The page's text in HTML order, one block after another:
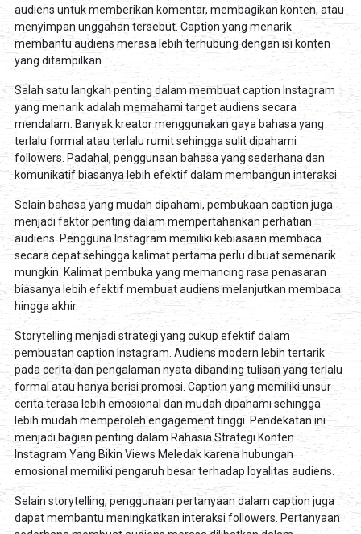
audiens untuk memberikan komentar, membagikan konten, atau
menyimpan unggahan tersebut. Caption yang menarik
membantu audiens merasa lebih terhubung dengan isi konten
yang ditampilkan.
Salah satu langkah penting dalam membuat caption Instagram
yang menarik adalah memahami target audiens secara
mendalam. Banyak kreator menggunakan gaya bahasa yang
terlalu formal atau terlalu rumit sehingga sulit dipahami
followers. Padahal, penggunaan bahasa yang sederhana dan
komunikatif biasanya lebih efektif dalam membangun interaksi.
Selain bahasa yang mudah dipahami, pembukaan caption juga
menjadi faktor penting dalam mempertahankan perhatian
audiens. Pengguna Instagram memiliki kebiasaan membaca
secara cepat sehingga kalimat pertama perlu dibuat semenarik
mungkin. Kalimat pembuka yang memancing rasa penasaran
biasanya lebih efektif membuat audiens melanjutkan membaca
hingga akhir.
Storytelling menjadi strategi yang cukup efektif dalam
pembuatan caption Instagram. Audiens modern lebih tertarik
pada cerita dan pengalaman nyata dibanding tulisan yang terlalu
formal atau hanya berisi promosi. Caption yang memiliki unsur
cerita terasa lebih emosional dan mudah dipahami sehingga
lebih mudah memperoleh engagement tinggi. Pendekatan ini
menjadi bagian penting dalam Rahasia Strategi Konten
Instagram Yang Bikin Views Meledak karena hubungan
emosional memiliki pengaruh besar terhadap loyalitas audiens.
Selain storytelling, penggunaan pertanyaan dalam caption juga
dapat membantu meningkatkan interaksi followers. Pertanyaan